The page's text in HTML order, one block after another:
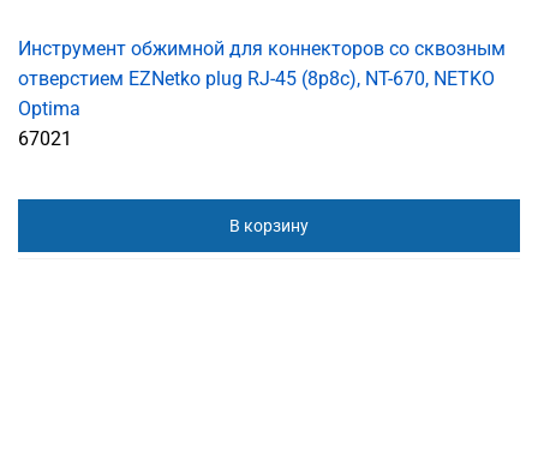
Инструмент обжимной для коннекторов со сквозным
отверстием EZNetko plug RJ-45 (8p8c), NT-670, NETKO
Optima
67021
В корзину